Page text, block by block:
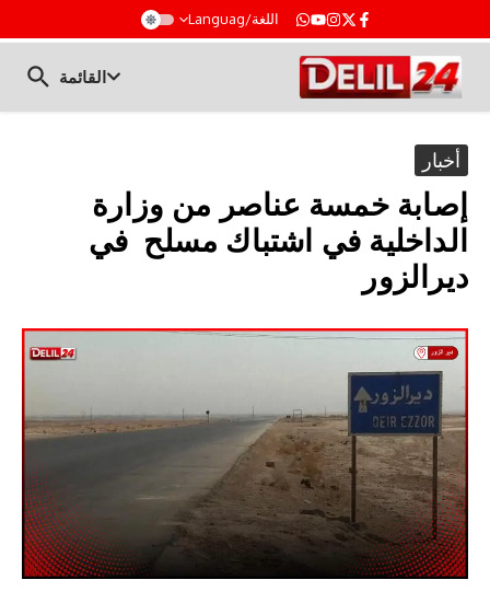
اللغة/Languag
القائمة
أخبار
إصابة خمسة عناصر من وزارة
الداخلية في اشتباك مسلح في
ديرالزور